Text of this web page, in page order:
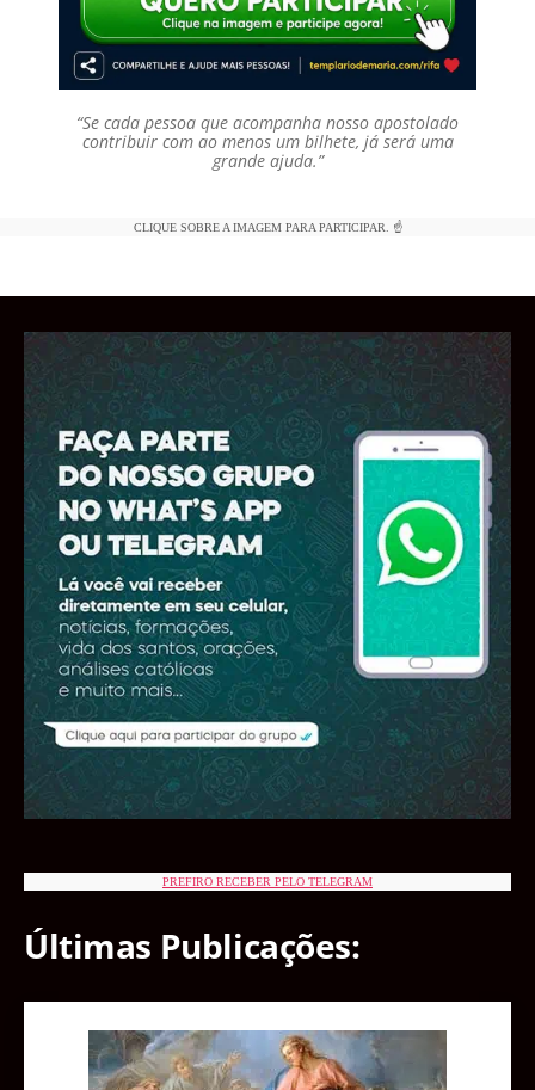
“Se cada pessoa que acompanha nosso apostolado
contribuir com ao menos um bilhete, já será uma
grande ajuda.”
CLIQUE SOBRE A IMAGEM PARA PARTICIPAR. ☝️
PREFIRO RECEBER PELO TELEGRAM
Últimas Publicações: